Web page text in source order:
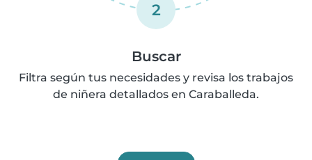
2
Buscar
Filtra según tus necesidades y revisa los trabajos
de niñera detallados en Caraballeda.